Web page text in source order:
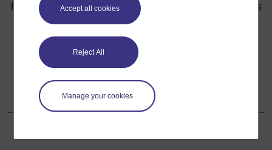
Accept all cookies
Reject All
Manage your cookies
Ressource 5 : Tension superficielle – informations pour les
enseignants
Suivant
Suivant
thème « l’air »